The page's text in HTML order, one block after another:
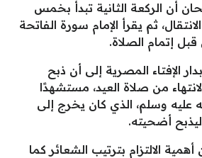
أن الركعة الثانية تبدأ بخمس
ثم يقرأ الإمام سورة الفاتحة
إتمام الصلاة.
الإفتاء المصرية إلى أن ذبح
من صلاة العيد، مستشهدًا
عليه وسلم، الذي كان يخرج إلى
ليذبح أضحيته.
الالتزام بترتيب الشعائر كما